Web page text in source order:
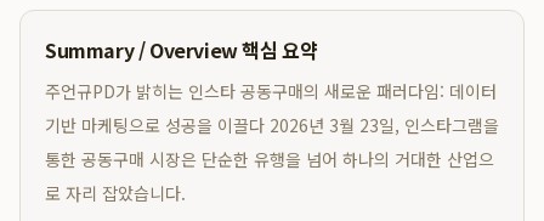
Summary / Overview 핵심 요약
주언규PD가 밝히는 인스타 공동구매의 새로운 패러다임: 데이터
기반 마케팅으로 성공을 이끌다 2026년 3월 23일, 인스타그램을
통한 공동구매 시장은 단순한 유행을 넘어 하나의 거대한 산업으
로 자리 잡았습니다.